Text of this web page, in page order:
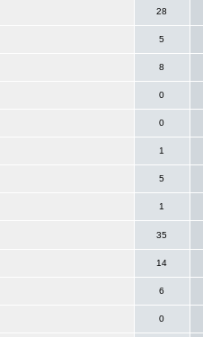
28
5
8
0
0
1
5
1
35
14
6
0